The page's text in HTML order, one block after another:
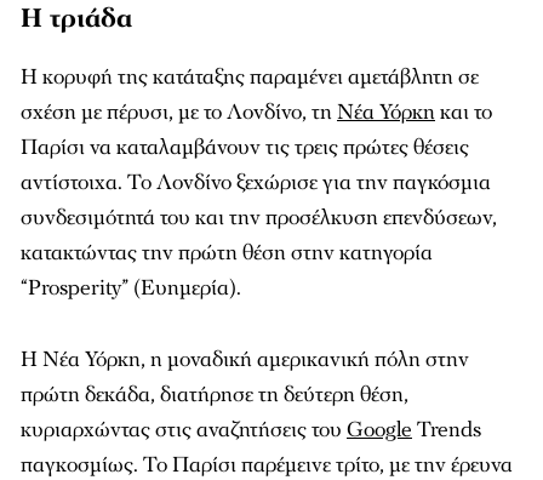
Η τριάδα
Η κορυφή της κατάταξης παραμένει αμετάβλητη σε
σχέση με πέρυσι, με το Λονδίνο, τηΝέα Υόρκηκαι το
Παρίσι να καταλαμβάνουν τις τρεις πρώτες θέσεις
αντίστοιχα. Το Λονδίνο ξεχώρισε για την παγκόσμια
συνδεσιμότητά του και την προσέλκυση επενδύσεων,
κατακτώντας την πρώτη θέση στην κατηγορία
“Prosperity” (Ευημερία).​
Η Νέα Υόρκη, η μοναδική αμερικανική πόλη στην
πρώτη δεκάδα, διατήρησε τη δεύτερη θέση,
κυριαρχώντας στις αναζητήσεις του Google Trends
παγκοσμίως. Το Παρίσι παρέμεινε τρίτο, με την έρευνα